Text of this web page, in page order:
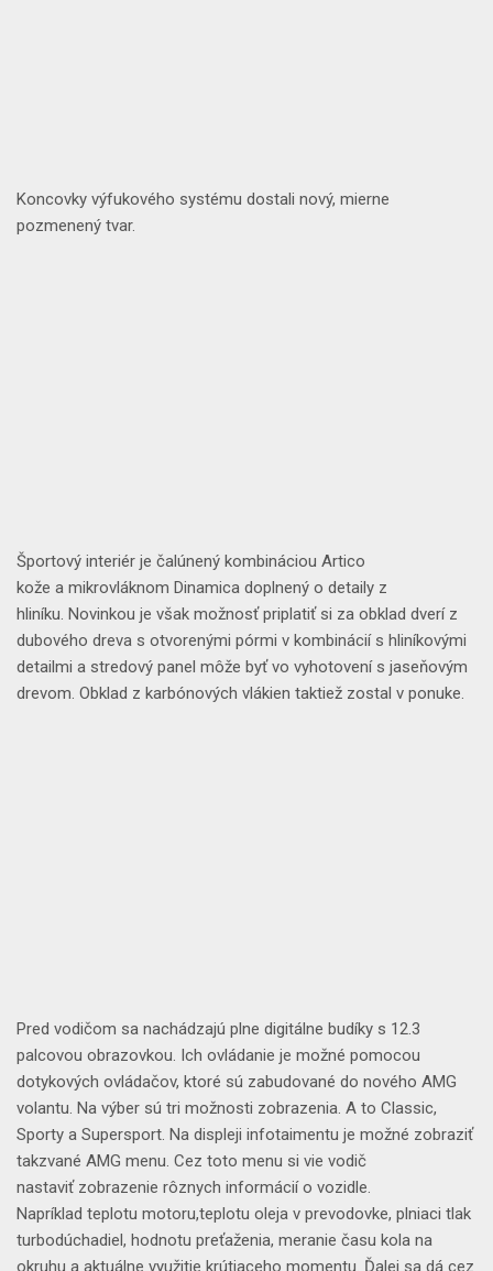
Koncovky výfukového systému dostali nový, mierne
pozmenený tvar.
Športový interiér je čalúnený kombináciou Artico
kože a mikrovláknom Dinamica doplnený o detaily z
hliníku. Novinkou je však možnosť priplatiť si za obklad dverí z
dubového dreva s otvorenými pórmi v kombinácií s hliníkovými
detailmi a stredový panel môže byť vo vyhotovení s jaseňovým
drevom. Obklad z karbónových vlákien taktiež zostal v ponuke.
Pred vodičom sa nachádzajú plne digitálne budíky s 12.3
palcovou obrazovkou. Ich ovládanie je možné pomocou
dotykových ovládačov, ktoré sú zabudované do nového AMG
volantu. Na výber sú tri možnosti zobrazenia. A to Classic,
Sporty a Supersport. Na displeji infotaimentu je možné zobraziť
takzvané AMG menu. Cez toto menu si vie vodič
nastaviť zobrazenie rôznych informácií o vozidle.
Napríklad teplotu motoru,teplotu oleja v prevodovke, plniaci tlak
turbodúchadiel, hodnotu preťaženia, meranie času kola na
okruhu a aktuálne využitie krútiaceho momentu . Ďalej sa dá cez